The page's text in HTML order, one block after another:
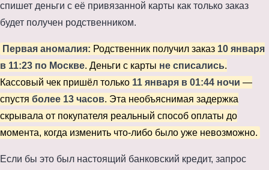
спишет деньги с её привязанной карты как только заказ
будет получен родственником.
Первая аномалия: Родственник получил заказ 10 января
в 11:23 по Москве. Деньги с карты не списались.
Кассовый чек пришёл только 11 января в 01:44 ночи —
спустя более 13 часов. Эта необъяснимая задержка
скрывала от покупателя реальный способ оплаты до
момента, когда изменить что-либо было уже невозможно.
Если бы это был настоящий банковский кредит, запрос